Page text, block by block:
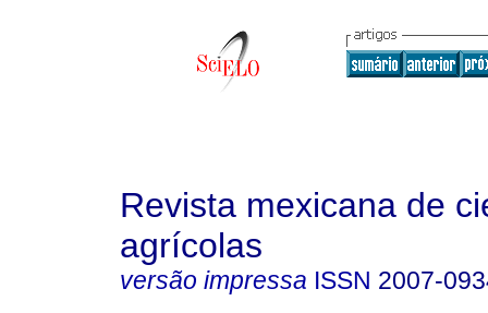
Revista mexicana de
agrícolas
versão impressa ISSN 2007-